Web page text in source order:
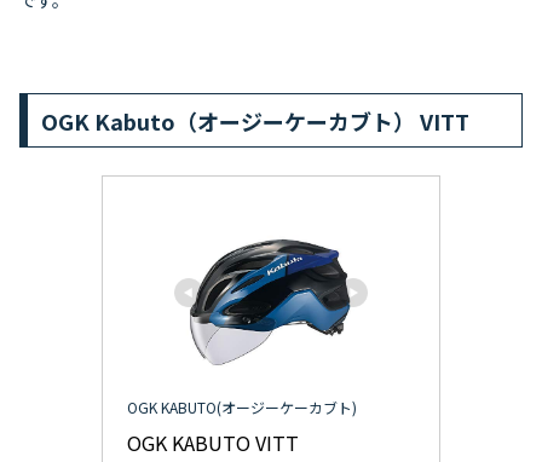
OGK Kabuto（オージーケーカブト） VITT
OGK KABUTO(オージーケーカブト)
OGK KABUTO VITT